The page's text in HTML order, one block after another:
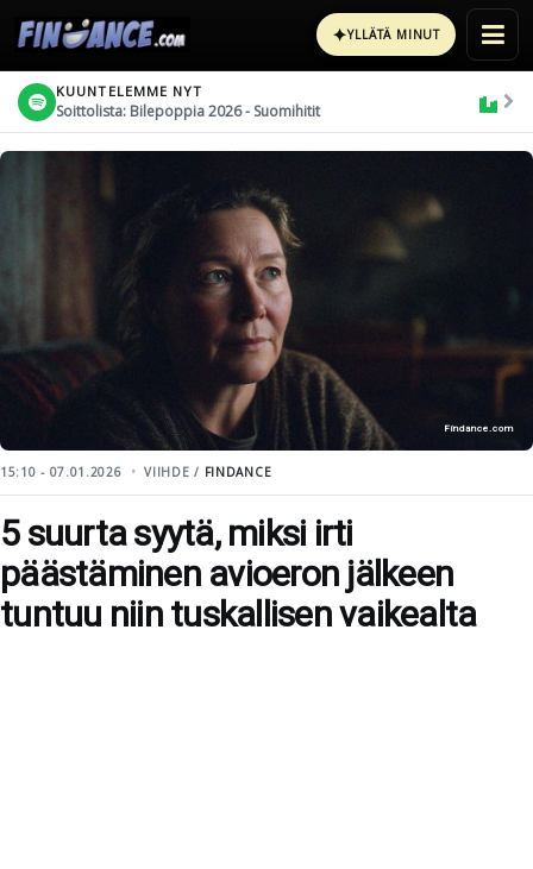
✦YLLÄTÄ MINUT
KUUNTELEMME NYT
Soittolista: Bilepoppia 2026 - Suomihitit
Findance.com
15:10 - 07.01.2026 VIIHDE / FINDANCE
5 suurta syytä, miksi irti
päästäminen avioeron jälkeen
tuntuu niin tuskallisen vaikealta